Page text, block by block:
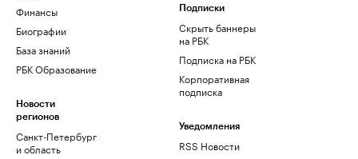
Финансы
Биографии
База знаний
РБК Образование
Новости
регионов
Санкт-Петербург
и область
Подписки
Скрыть баннеры
на РБК
Подписка на РБК
Корпоративная
подписка
Уведомления
RSS Новости